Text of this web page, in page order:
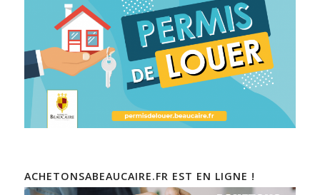
ACHETONSABEAUCAIRE.FR EST EN LIGNE !